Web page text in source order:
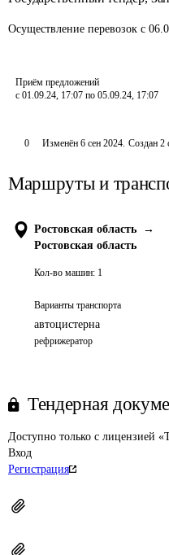
Осуществление перевозок с
Приём предложений
с 01.09.24, 17:07 по 05.09.24, 17:07
0 Изменён 6 сен 2024. Создан 2
Маршруты и
Ростовская область
→
Ростовская область
Кол-во машин: 1
Варианты транспорта
автоцистерна
рефрижератор
Тендерная
Доступно только с лицензией
Вход
Регистрация